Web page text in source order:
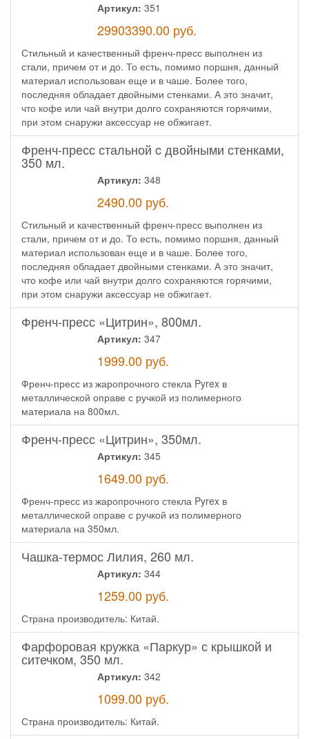
Артикул: 351
29903390.00 руб.
Стильный и качественный френч-пресс выполнен из
стали, причем от и до. То есть, помимо поршня, данный
материал использован еще и в чаше. Более того,
последняя обладает двойными стенками. А это значит,
что кофе или чай внутри долго сохраняются горячими,
при этом снаружи аксессуар не обжигает.
Френч-пресс стальной c двойными стенками,
350 мл.
Артикул: 348
2490.00 руб.
Стильный и качественный френч-пресс выполнен из
стали, причем от и до. То есть, помимо поршня, данный
материал использован еще и в чаше. Более того,
последняя обладает двойными стенками. А это значит,
что кофе или чай внутри долго сохраняются горячими,
при этом снаружи аксессуар не обжигает.
Френч-пресс «Цитрин», 800мл.
Артикул: 347
1999.00 руб.
Френч-пресс из жаропрочного стекла Pyrex в
металлической оправе с ручкой из полимерного
материала на 800мл.
Френч-пресс «Цитрин», 350мл.
Артикул: 345
1649.00 руб.
Френч-пресс из жаропрочного стекла Pyrex в
металлической оправе с ручкой из полимерного
материала на 350мл.
Чашка-термос Лилия, 260 мл.
Артикул: 344
1259.00 руб.
Страна производитель: Китай.
Фарфоровая кружка «Паркур» с крышкой и
ситечком, 350 мл.
Артикул: 342
1099.00 руб.
Страна производитель: Китай.